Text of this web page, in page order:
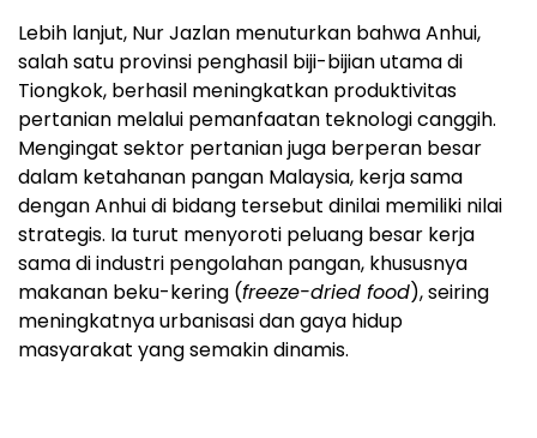
Lebih lanjut, Nur Jazlan menuturkan bahwa Anhui,
salah satu provinsi penghasil biji-bijian utama di
Tiongkok, berhasil meningkatkan produktivitas
pertanian melalui pemanfaatan teknologi canggih.
Mengingat sektor pertanian juga berperan besar
dalam ketahanan pangan Malaysia, kerja sama
dengan Anhui di bidang tersebut dinilai memiliki nilai
strategis. Ia turut menyoroti peluang besar kerja
sama di industri pengolahan pangan, khususnya
makanan beku-kering (freeze-dried food), seiring
meningkatnya urbanisasi dan gaya hidup
masyarakat yang semakin dinamis.